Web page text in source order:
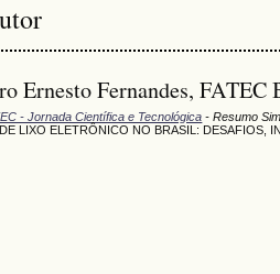
Ernesto Fernandes, FATEC
- Jornada Científica e Tecnológica - Resumo
LIXO ELETRÔNICO NO BRASIL: DESAFIOS,